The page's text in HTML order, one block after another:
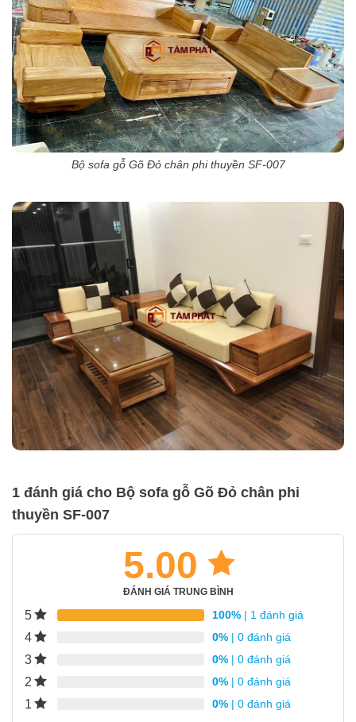
Bộ sofa gỗ Gõ Đỏ chân phi thuyền SF-007
1 đánh giá cho Bộ sofa gỗ Gõ Đỏ chân phi
thuyền SF-007
5.00
ĐÁNH GIÁ TRUNG BÌNH
5 100% | 1 đánh giá
4 0% | 0 đánh giá
3 0% | 0 đánh giá
2 0% | 0 đánh giá
1 0% | 0 đánh giá